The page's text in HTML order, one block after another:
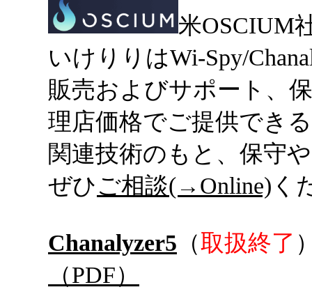
米OSCIUM
いけりりはWi-Spy/
販売およびサポート、
理店価格でご提供でき
関連技術のもと、保守
ぜひご相談(→Online) く
Chanalyzer5 （取扱終了
（PDF）